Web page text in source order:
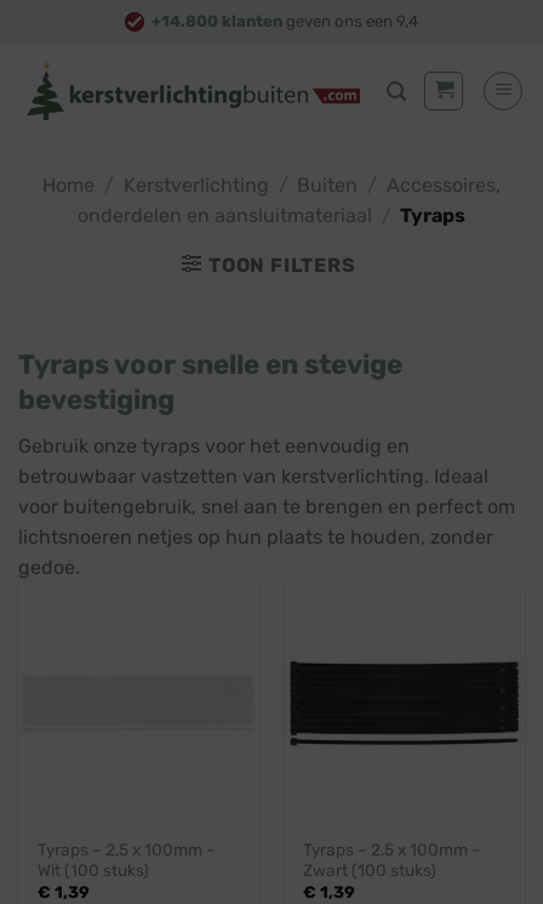
content
+14.800 klanten geven ons een 9,4
Home Kerstverlichting Buiten
Accessoires,
onderdelen en aansluitmateriaal
Tyraps
TOON FILTERS
Tyraps voor snelle en stevige
bevestiging
Gebruik onze tyraps voor het eenvoudig en
betrouwbaar vastzetten van kerstverlichting. Ideaal
voor buitengebruik, snel aan te brengen en perfect om
lichtsnoeren netjes op hun plaats te houden, zonder
gedoe.
Tyraps – 2,5 x 100mm –
Wit (100 stuks)
€ 1,39
Tyraps – 2,5 x 100mm –
Zwart (100 stuks)
€ 1,39